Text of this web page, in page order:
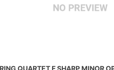
QUARTET F SHARP MINOR